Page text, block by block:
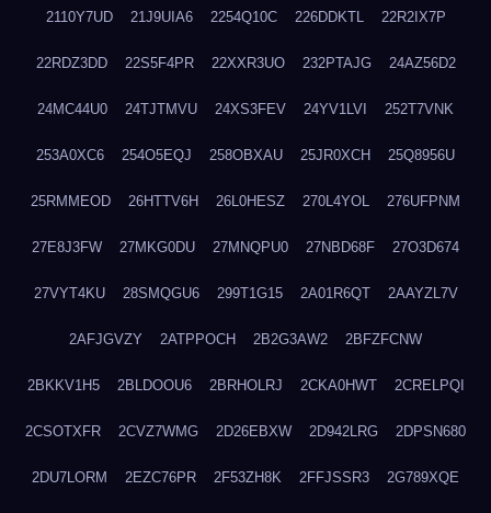
2110Y7UD 21J9UIA6 2254Q10C 226DDKTL 22R2IX7P
22RDZ3DD 22S5F4PR 22XXR3UO 232PTAJG 24AZ56D2
24MC44U0 24TJTMVU 24XS3FEV 24YV1LVI 252T7VNK
253A0XC6 254O5EQJ 258OBXAU 25JR0XCH 25Q8956U
25RMMEOD 26HTTV6H 26L0HESZ 270L4YOL 276UFPNM
27E8J3FW 27MKG0DU 27MNQPU0 27NBD68F 27O3D674
27VYT4KU 28SMQGU6 299T1G15 2A01R6QT 2AAYZL7V
2AFJGVZY 2ATPPOCH 2B2G3AW2 2BFZFCNW
2BKKV1H5 2BLDOOU6 2BRHOLRJ 2CKA0HWT 2CRELPQI
2CSOTXFR 2CVZ7WMG 2D26EBXW 2D942LRG 2DPSN680
2DU7LORM 2EZC76PR 2F53ZH8K 2FFJSSR3 2G789XQE